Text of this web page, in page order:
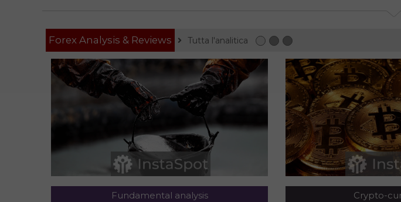
Forex Analysis & Reviews Tutta l'analitica
Fundamental analysis Crypto-